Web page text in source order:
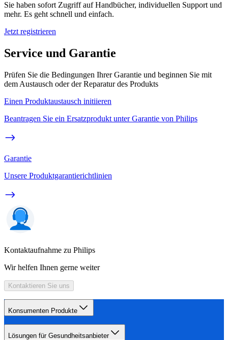
Sie haben sofort Zugriff auf Handbücher, individuellen Support und
mehr. Es geht schnell und einfach.
Jetzt registrieren
Service und Garantie
Prüfen Sie die Bedingungen Ihrer Garantie und beginnen Sie mit
dem Austausch oder der Reparatur des Produkts
Einen Produktaustausch initiieren
Beantragen Sie ein Ersatzprodukt unter Garantie von Philips
Garantie
Unsere Produktgarantierichtlinien
Kontaktaufnahme zu Philips
Wir helfen Ihnen gerne weiter
Kontaktieren Sie uns
Konsumenten Produkte
Lösungen für Gesundheitsanbieter